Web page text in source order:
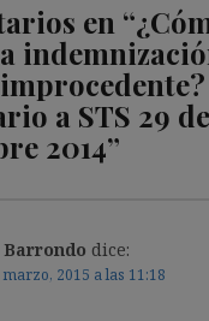
en “
a STS 29 de
2014”
Barrondo dice:
marzo, 2015 a las 11:18